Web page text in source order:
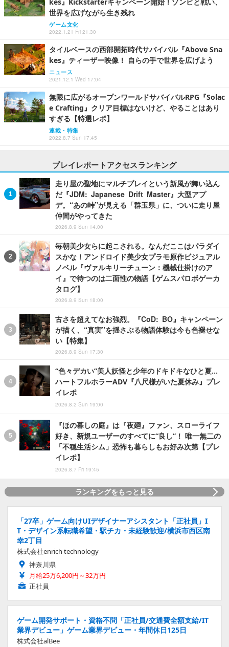
世界を広げながら生き残れ
ゲーム文化
2022.1.21 Fri 21:30
タイルベースの西部開拓時代サバイバル『Above Sna
kes』ティーザー映像！ 自らの手で世界を広げよう
ニュース
2021.12.1 Wed 17:04
無限に広がるオープンワールドサバイバルRPG『Solac
e Crafting』クリア目標はないけど、やることはあり
すぎる【特選レポ】
連載・特集
2022.8.7 Sun 17:45
プレイレポートアクセスランキング
走り屋の聖地にマルチプレイという新風が舞い込ん
だ『JDM: Japanese Drift Master』大型アプ
デ。“あの峠”が見える「群玉県」に、ついに走り屋
仲間がやってきた
2026.8.9 Sun 14:00
毎朝美少女らに起こされる。なんだここはパラダイ
スかな！アンドロイド美少女プラモ原作ビジュアル
ノベル『ヴァルキリーチューン：機械仕掛けのア
イ』で待つのは二面性の物語【ゲムスパロボゲーカ
タログ】
2026.8.9 Sun 18:00
古さを超えてなお強烈。『CoD: BO』キャンペーン
が描く、“真実”を揺さぶる物語体験は今も色褪せな
い【特集】
2026.8.9 Sun 17:30
“色々デカい”美人妖怪と少年のドキドキなひと夏…
ハートフルホラーADV『八尺様がいた夏休み』プレ
イレポ
2026.8.2 Sun 19:00
『ほの暮しの庭』は『夜廻』ファン、スローライフ
好き、新規ユーザーのすべてに“良し”！ 唯一無二の
「不穏生活シム」恐怖も暮らしもお好み次第【プレ
イレポ】
2026.8.7 Fri 19:45
ランキングをもっと見る
「27卒」ゲーム向けUIデザイナーアシスタント「正社員」I
T・デザイン系転職希望・駅チカ・未経験歓迎/横浜市西区南
幸2丁目
株式会社enrich technology
神奈川県
月給25万6,200円～32万円
正社員
ゲーム開発サポート・資格不問「正社員/交通費全額支給/IT
業界デビュー」ゲーム業界デビュー・年間休日125日
株式会社alBee